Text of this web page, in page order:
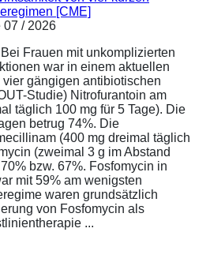
[CME]
07 / 2026
Bei Frauen mit unkomplizierten
war in einem aktuellen
gängigen antibiotischen
Studie) Nitrofurantoin am
täglich 100 mg für 5 Tage). Die
betrug 74%. Die
(400 mg dreimal täglich
(zweimal 3 g im Abstand
bzw. 67%. Fosfomycin in
mit 59% am wenigsten
waren grundsätzlich
von Fosfomycin als
...